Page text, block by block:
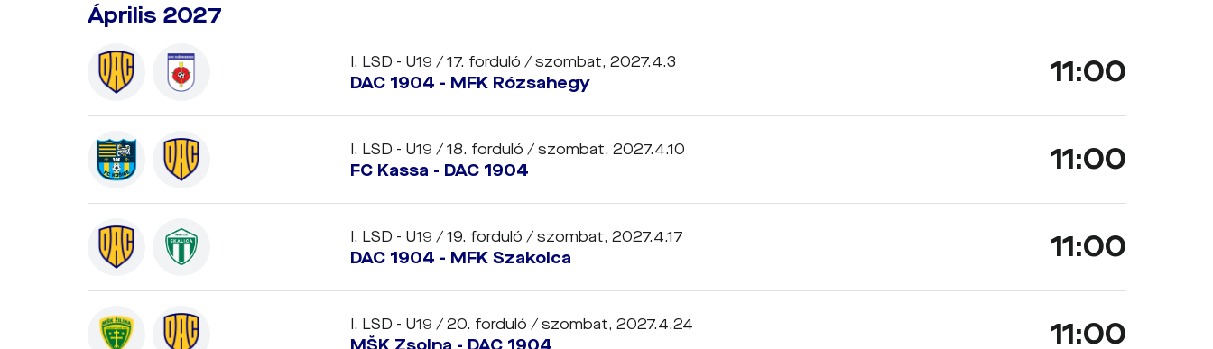
Április 2027
I. LSD - U19 / 17. forduló /szombat, 2027.4.3
DAC 1904 - MFK Rózsahegy 11:00
I. LSD - U19 / 18. forduló /szombat, 2027.4.10
FC Kassa - DAC 1904 11:00
I. LSD - U19 / 19. forduló /szombat, 2027.4.17
DAC 1904 - MFK Szakolca 11:00
I. LSD - U19 / 20. forduló /szombat, 2027.4.24 11:00